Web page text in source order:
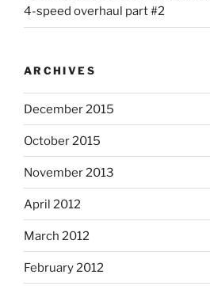
4-speed overhaul part #2
ARCHIVES
December 2015
October 2015
November 2013
April 2012
March 2012
February 2012